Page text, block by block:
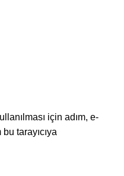
için adım, e-
tarayıcıya